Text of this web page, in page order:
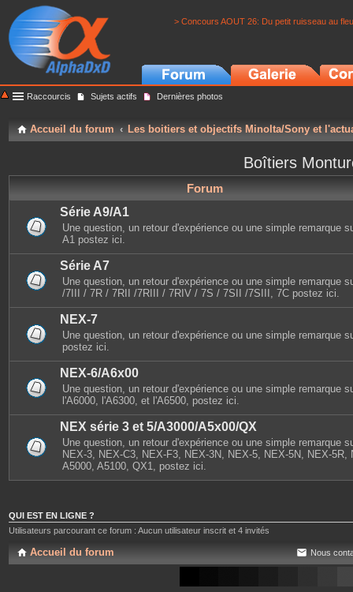
> Concours AOUT 26: Du petit ruisseau au
Raccourcis Sujets actifs Dernières photos
Accueil du forum Les boitiers et objectifs Minolta/Sony et
Boîtiers
Forum
Série A9/A1
Une question, un retour d'expérience ou une simple remarque
A1 postez ici.
Série A7
Une question, un retour d'expérience ou une simple remarque
/7III / 7R / 7RII /7RIII / 7RIV / 7S / 7SII /7SIII, 7C postez ici.
NEX-7
Une question, un retour d'expérience ou une simple remarque
postez ici.
NEX-6/A6x00
Une question, un retour d'expérience ou une simple remarque
l'A6000, l'A6300, et l'A6500, postez ici.
NEX série 3 et 5/A3000/A5x00/QX
Une question, un retour d'expérience ou une simple remarque
NEX-3, NEX-C3, NEX-F3, NEX-3N, NEX-5, NEX-5N, NEX-5R,
A5000, A5100, QX1, postez ici.
QUI EST EN LIGNE ?
Utilisateurs parcourant ce forum : Aucun utilisateur inscrit et 4 invités
Accueil du forum Nous